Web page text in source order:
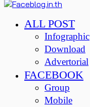
ALL POST
Infographic
Download
Advertorial
FACEBOOK
Group
Mobile